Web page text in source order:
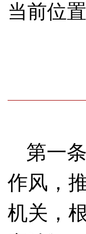
当前位
第一条
作风，
机关，